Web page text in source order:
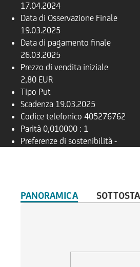
17.04.2024
Data di Osservazione Finale
19.03.2025
Data di pagamento finale
26.03.2025
Prezzo di vendita iniziale
2,80 EUR
Tipo Put
Scadenza 19.03.2025
Codice telefonico 405276762
Parità 0,010000 : 1
Preferenze di sostenibilità -
PANORAMICA